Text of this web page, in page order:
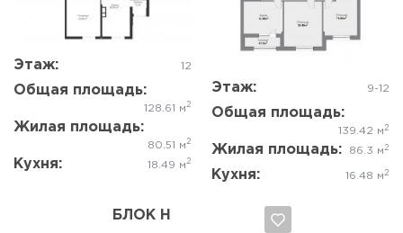
Этаж: 12
Общая площадь:
128.61 м 2
Жилая площадь:
80.51 м 2
Кухня: 18.49 м 2
Этаж: 9-12
Общая площадь:
139.42 м 2
Жилая площадь: 86.3 м 2
Кухня: 16.48 м 2
БЛОК Н